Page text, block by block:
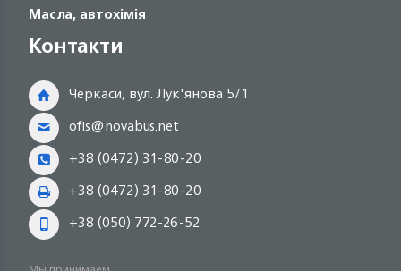
Масла, автохімія
Контакти
Черкаси, вул. Лук'янова 5/1
ofis@novabus.net
+38 (0472) 31-80-20
+38 (0472) 31-80-20
+38 (050) 772-26-52